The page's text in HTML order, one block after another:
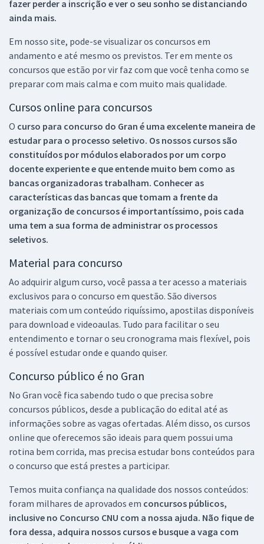
fazer perder a inscrição e ver o seu sonho se distanciando
ainda mais.
Em nosso site, pode-se visualizar os concursos em
andamento e até mesmo os previstos. Ter em mente os
concursos que estão por vir faz com que você tenha como se
preparar com mais calma e com muito mais qualidade.
Cursos online para concursos
O curso para concurso do Gran é uma excelente maneira de
estudar para o processo seletivo. Os nossos cursos são
constituídos por módulos elaborados por um corpo
docente experiente e que entende muito bem como as
bancas organizadoras trabalham. Conhecer as
características das bancas que tomam a frente da
organização de concursos é importantíssimo, pois cada
uma tem a sua forma de administrar os processos
seletivos.
Material para concurso
Ao adquirir algum curso, você passa a ter acesso a materiais
exclusivos para o concurso em questão. São diversos
materiais com um conteúdo riquíssimo, apostilas disponíveis
para download e videoaulas. Tudo para facilitar o seu
entendimento e tornar o seu cronograma mais flexível, pois
é possível estudar onde e quando quiser.
Concurso público é no Gran
No Gran você fica sabendo tudo o que precisa sobre
concursos públicos, desde a publicação do edital até as
informações sobre as vagas ofertadas. Além disso, os cursos
online que oferecemos são ideais para quem possui uma
rotina bem corrida, mas precisa estudar bons conteúdos para
o concurso que está prestes a participar.
Temos muita confiança na qualidade dos nossos conteúdos:
foram milhares de aprovados em concursos públicos,
inclusive no Concurso CNU com a nossa ajuda. Não fique de
fora dessa, adquira nossos cursos e busque a vaga com